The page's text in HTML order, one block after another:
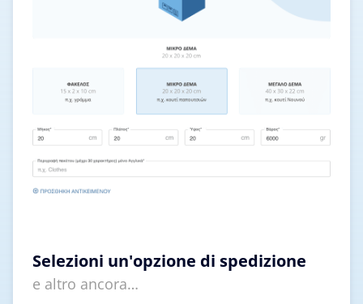
Selezioni un'opzione di spedizione
e altro ancora…